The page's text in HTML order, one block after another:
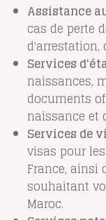
Assistance
cas de perte
d'arrestation,
Services
naissances,
documents
naissance et
Services de
visas pour
France, ainsi
souhaitant
Maroc.